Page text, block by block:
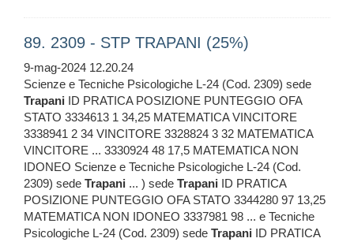
89. 2309 - STP TRAPANI (25%)
9-mag-2024 12.20.24
Scienze e Tecniche Psicologiche L-24 (Cod. 2309) sede
Trapani ID PRATICA POSIZIONE PUNTEGGIO OFA
STATO 3334613 1 34,25 MATEMATICA VINCITORE
3338941 2 34 VINCITORE 3328824 3 32 MATEMATICA
VINCITORE ... 3330924 48 17,5 MATEMATICA NON
IDONEO Scienze e Tecniche Psicologiche L-24 (Cod.
2309) sede Trapani ... ) sede Trapani ID PRATICA
POSIZIONE PUNTEGGIO OFA STATO 3344280 97 13,25
MATEMATICA NON IDONEO 3337981 98 ... e Tecniche
Psicologiche L-24 (Cod. 2309) sede Trapani ID PRATICA